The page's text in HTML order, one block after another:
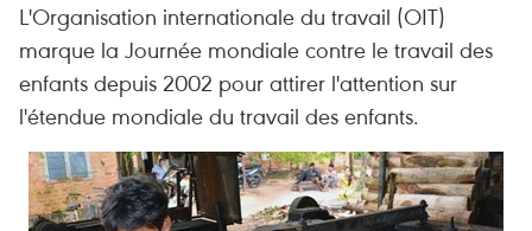
L'Organisation internationale du travail (OIT)
marque la Journée mondiale contre le travail des
enfants depuis 2002 pour attirer l'attention sur
l'étendue mondiale du travail des enfants.